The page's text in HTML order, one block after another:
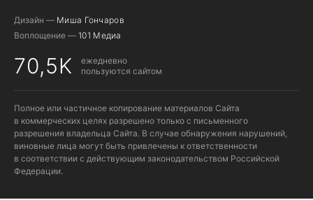
Дизайн — Миша Гончаров
Воплощение — 101 Медиа
70,5K
ежедневно
пользуются сайтом
Полное или частичное копирование материалов Сайта
в коммерческих целях разрешено только с письменного
разрешения владельца Сайта. В случае обнаружения нарушений,
виновные лица могут быть привлечены к ответственности
в соответствии с действующим законодательством Российской
Федерации.